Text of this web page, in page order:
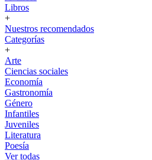
Libros
+
Nuestros recomendados
Categorías
+
Arte
Ciencias sociales
Economía
Gastronomía
Género
Infantiles
Juveniles
Literatura
Poesía
Ver todas